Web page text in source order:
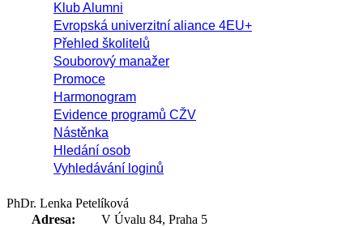
Klub Alumni
Evropská univerzitní aliance 4EU+
Přehled školitelů
Souborový manažer
Promoce
Harmonogram
Evidence programů CŽV
Nástěnka
Hledání osob
Vyhledávání loginů
PhDr. Lenka Petelíková
Adresa:
V Úvalu 84, Praha 5